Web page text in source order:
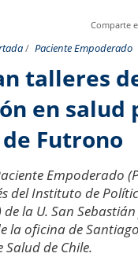
Comparte
/ Paciente Empoderado
talleres
en salud
Futrono
Empoderado
del Instituto de
de la U. San
la oficina de Santiago
de Chile.